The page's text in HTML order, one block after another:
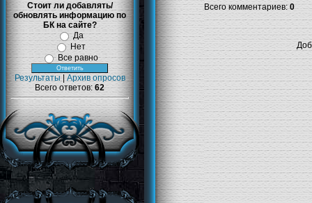
Стоит ли добавлять/
обновлять информацию по
БК на сайте?
Да
Нет
Все равно
Результаты
Архив опросов
Всего ответов: 62
Всего комментариев:0